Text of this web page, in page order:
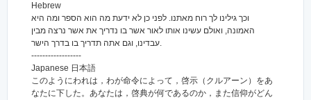
Hebrew
וכך גילינו לך רוח מאתנו. לפני כן לא ידעת מה הוא הספר ומה היא
האמונה, ואולם עשינו אותו לאור אשר בו נדריך את אשר נרצה מבין
------------------
Japanese 日本語
このようにわれは，わが命令によって，啓示（クルアーン）をあ
なたに下した。あなたは，啓典が何であるのか，また信仰がどん